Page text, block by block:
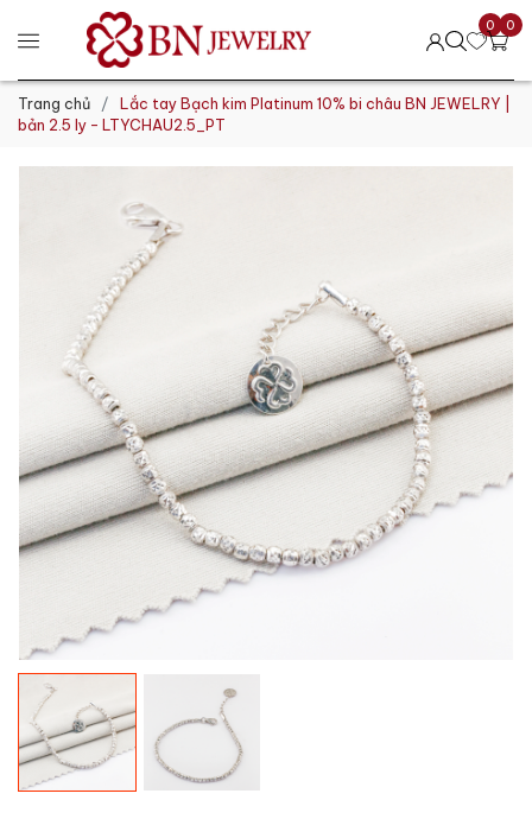
0 0
Trang chủ
Lắc tay Bạch kim Platinum 10% bi châu BN JEWELRY |
bản 2.5 ly - LTYCHAU2.5_PT